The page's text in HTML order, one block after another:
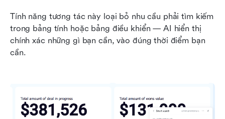
Tính năng tương tác này loại bỏ nhu cầu phải tìm kiếm
trong bảng tính hoặc bảng điều khiển — AI hiển thị
chính xác những gì bạn cần, vào đúng thời điểm bạn
cần.